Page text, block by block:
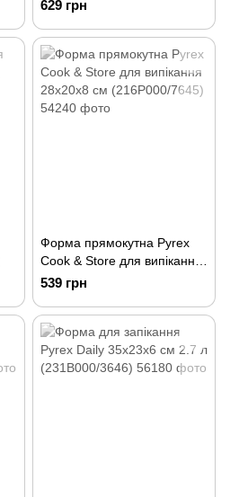
629 грн
Форма прямокутна Pyrex
Cook & Store для випікання
28х20х8 см (216P000/7645)
539 грн